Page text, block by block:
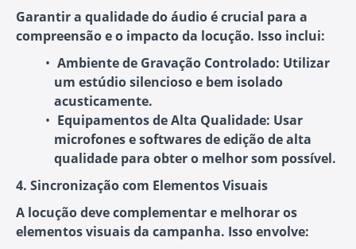
Garantir a qualidade do áudio é crucial para a
compreensão e o impacto da locução. Isso inclui:
Ambiente de Gravação Controlado: Utilizar
um estúdio silencioso e bem isolado
acusticamente.
Equipamentos de Alta Qualidade: Usar
microfones e softwares de edição de alta
qualidade para obter o melhor som possível.
4. Sincronização com Elementos Visuais
A locução deve complementar e melhorar os
elementos visuais da campanha. Isso envolve: